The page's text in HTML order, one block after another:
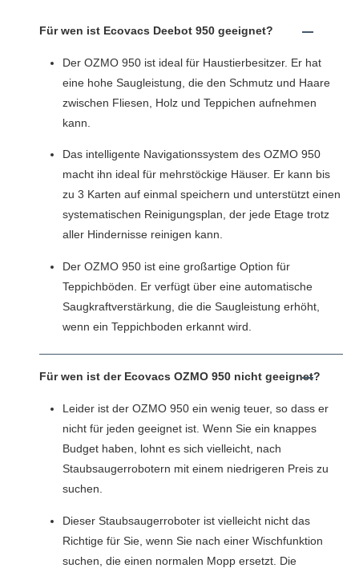
Für wen ist Ecovacs Deebot 950 geeignet?
Der OZMO 950 ist ideal für Haustierbesitzer. Er hat
eine hohe Saugleistung, die den Schmutz und Haare
zwischen Fliesen, Holz und Teppichen aufnehmen
kann.
Das intelligente Navigationssystem des OZMO 950
macht ihn ideal für mehrstöckige Häuser. Er kann bis
zu 3 Karten auf einmal speichern und unterstützt einen
systematischen Reinigungsplan, der jede Etage trotz
aller Hindernisse reinigen kann.
Der OZMO 950 ist eine großartige Option für
Teppichböden. Er verfügt über eine automatische
Saugkraftverstärkung, die die Saugleistung erhöht,
wenn ein Teppichboden erkannt wird.
Für wen ist der Ecovacs OZMO 950 nicht geeignet?
Leider ist der OZMO 950 ein wenig teuer, so dass er
nicht für jeden geeignet ist. Wenn Sie ein knappes
Budget haben, lohnt es sich vielleicht, nach
Staubsaugerrobotern mit einem niedrigeren Preis zu
suchen.
Dieser Staubsaugerroboter ist vielleicht nicht das
Richtige für Sie, wenn Sie nach einer Wischfunktion
suchen, die einen normalen Mopp ersetzt. Die